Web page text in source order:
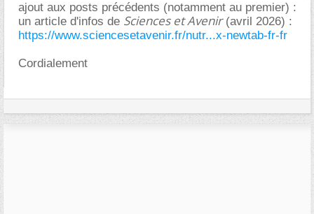
ajout aux posts précédents (notamment au premier) :
un article d'infos de Sciences et Avenir(avril 2026) :
https://www.sciencesetavenir.fr/nutr...x-newtab-fr-fr
Cordialement